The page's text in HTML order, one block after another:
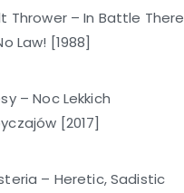
Thrower – In Battle There
Law! [1988]
– Noc Lekkich
[2017]
– Heretic, Sadistic